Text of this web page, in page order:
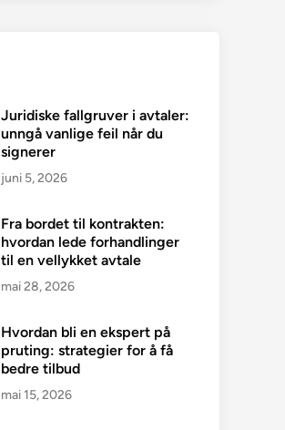
Juridiske fallgruver i avtaler:
unngå vanlige feil når du
signerer
juni 5, 2026
Fra bordet til kontrakten:
hvordan lede forhandlinger
til en vellykket avtale
mai 28, 2026
Hvordan bli en ekspert på
pruting: strategier for å få
bedre tilbud
mai 15, 2026